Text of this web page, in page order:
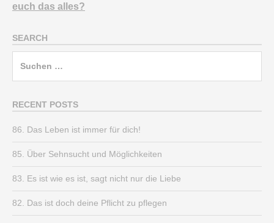
euch das alles?
SEARCH
RECENT POSTS
86. Das Leben ist immer für dich!
85. Über Sehnsucht und Möglichkeiten
83. Es ist wie es ist, sagt nicht nur die Liebe
82. Das ist doch deine Pflicht zu pflegen